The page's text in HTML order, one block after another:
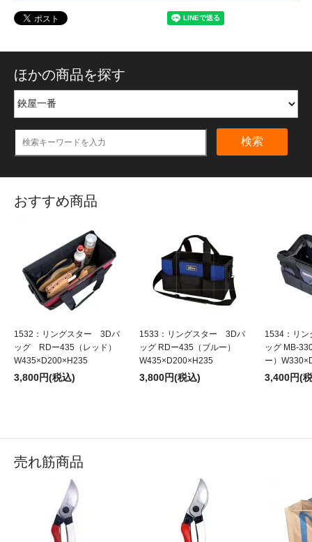
ほかの商品を探す
検索
おすすめ商品
1532：リングスター 3Dバ
ッグ RDー435（レッド）
W435×D200×H235
3,800円(税込)
1533：リングスター 3Dバ
ッグ RDー435（ブルー）
W435×D200×H235
3,800円(税込)
1534：リ
ッグ MB-
ー）
3,400円(
売れ筋商品